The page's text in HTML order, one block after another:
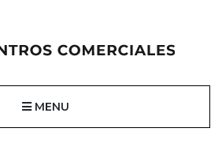
MENU